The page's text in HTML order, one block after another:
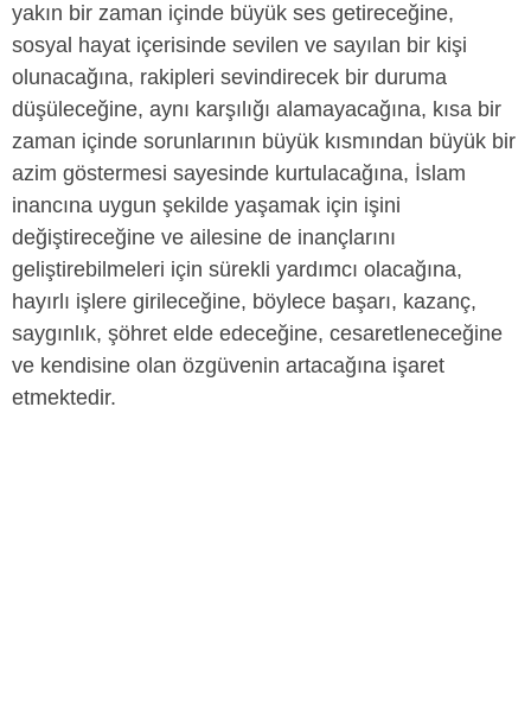
yakın bir zaman içinde büyük ses getireceğine,
sosyal hayat içerisinde sevilen ve sayılan bir kişi
olunacağına, rakipleri sevindirecek bir duruma
düşüleceğine, aynı karşılığı alamayacağına, kısa bir
zaman içinde sorunlarının büyük kısmından büyük bir
azim göstermesi sayesinde kurtulacağına, İslam
inancına uygun şekilde yaşamak için işini
değiştireceğine ve ailesine de inançlarını
geliştirebilmeleri için sürekli yardımcı olacağına,
hayırlı işlere girileceğine, böylece başarı, kazanç,
saygınlık, şöhret elde edeceğine, cesaretleneceğine
ve kendisine olan özgüvenin artacağına işaret
etmektedir.